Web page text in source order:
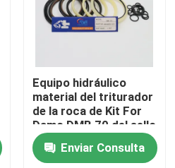
Equipo hidráulico
material del triturador
de la roca de Kit For
Damo DMB 70 del sello
del martillo de PTFE
Enviar Consulta